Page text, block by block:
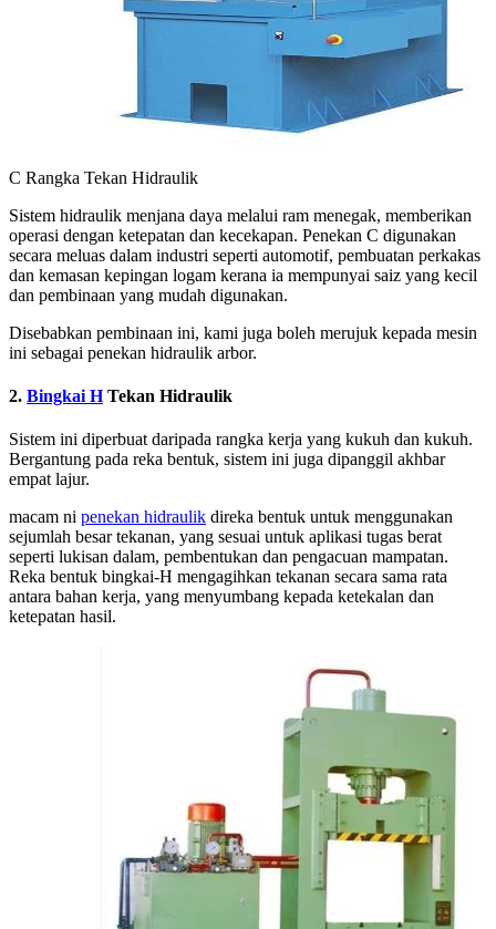
C Rangka Tekan Hidraulik
Sistem hidraulik menjana daya melalui ram menegak, memberikan
operasi dengan ketepatan dan kecekapan. Penekan C digunakan
secara meluas dalam industri seperti automotif, pembuatan perkakas
dan kemasan kepingan logam kerana ia mempunyai saiz yang kecil
dan pembinaan yang mudah digunakan.
Disebabkan pembinaan ini, kami juga boleh merujuk kepada mesin
ini sebagai penekan hidraulik arbor.
2. Bingkai HTekan Hidraulik
Sistem ini diperbuat daripada rangka kerja yang kukuh dan kukuh.
Bergantung pada reka bentuk, sistem ini juga dipanggil akhbar
empat lajur.
macam ni penekan hidraulik direka bentuk untuk menggunakan
sejumlah besar tekanan, yang sesuai untuk aplikasi tugas berat
seperti lukisan dalam, pembentukan dan pengacuan mampatan.
Reka bentuk bingkai-H mengagihkan tekanan secara sama rata
antara bahan kerja, yang menyumbang kepada ketekalan dan
ketepatan hasil.